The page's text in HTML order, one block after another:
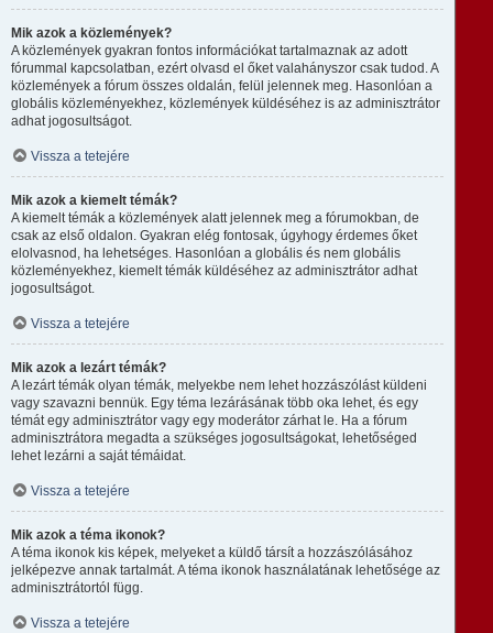
Mik azok a közlemények?
A közlemények gyakran fontos információkat tartalmaznak az adott
fórummal kapcsolatban, ezért olvasd el őket valahányszor csak tudod. A
közlemények a fórum összes oldalán, felül jelennek meg. Hasonlóan a
globális közleményekhez, közlemények küldéséhez is az adminisztrátor
adhat jogosultságot.
Vissza a tetejére
Mik azok a kiemelt témák?
A kiemelt témák a közlemények alatt jelennek meg a fórumokban, de
csak az első oldalon. Gyakran elég fontosak, úgyhogy érdemes őket
elolvasnod, ha lehetséges. Hasonlóan a globális és nem globális
közleményekhez, kiemelt témák küldéséhez az adminisztrátor adhat
jogosultságot.
Vissza a tetejére
Mik azok a lezárt témák?
A lezárt témák olyan témák, melyekbe nem lehet hozzászólást küldeni
vagy szavazni bennük. Egy téma lezárásának több oka lehet, és egy
témát egy adminisztrátor vagy egy moderátor zárhat le. Ha a fórum
adminisztrátora megadta a szükséges jogosultságokat, lehetőséged
lehet lezárni a saját témáidat.
Vissza a tetejére
Mik azok a téma ikonok?
A téma ikonok kis képek, melyeket a küldő társít a hozzászólásához
jelképezve annak tartalmát. A téma ikonok használatának lehetősége az
adminisztrátortól függ.
Vissza a tetejére